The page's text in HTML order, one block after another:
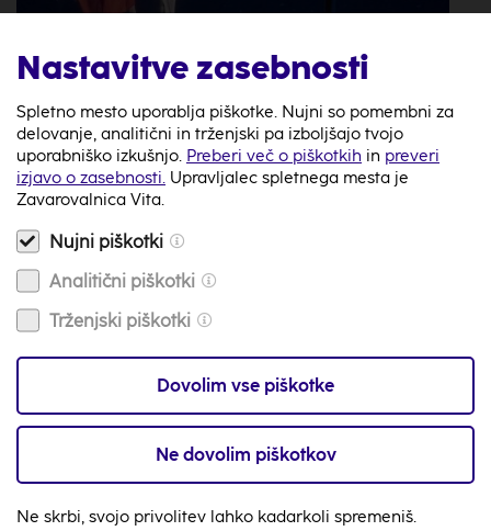
Tip novice:Obvestila, Kulturna vzgoja mladih
Nazaj
080 87 98
Na voljo smo 24/7
Video klic
info@zav-vita.si
Imaš vprašanje? Piši nam
Nastavitve zasebnosti
Spletno mesto uporablja piškotke. Nujni so pomembni za
delovanje, analitični in trženjski pa izboljšajo tvojo
uporabniško izkušnjo. Preberi več o piškotkih in preveri
izjavo o zasebnosti. Upravljalec spletnega mesta je
Zavarovalnica Vita.
Nujni piškotki
Analitični piškotki
Trženjski piškotki
Dovolim vse piškotke
Ne dovolim piškotkov
Ne skrbi, svojo privolitev lahko kadarkoli spremeniš.